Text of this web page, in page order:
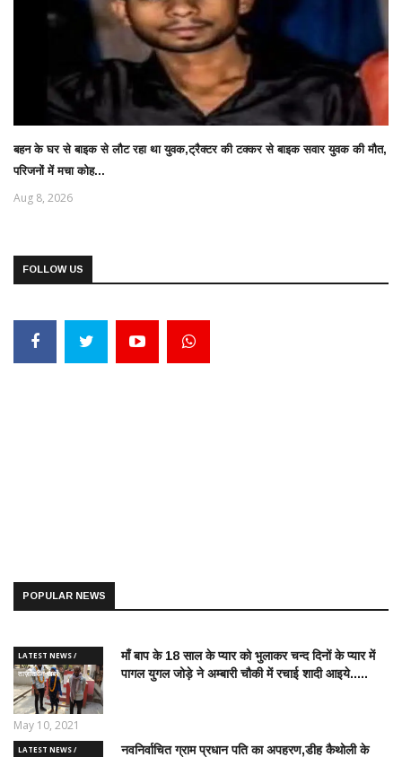
बहन के घर से बाइक से लौट रहा था युवक,ट्रैक्टर की टक्कर से बाइक सवार युवक की मौत,
परिजनों में मचा कोह...
Aug 8, 2026
FOLLOW US
POPULAR NEWS
LATEST NEWS /
ताज़ातरीन खबरें
माँ बाप के 18 साल के प्यार को भुलाकर चन्द दिनों के प्यार में
पागल युगल जोड़े ने अम्बारी चौकी में रचाई शादी आइये.....
May 10, 2021
LATEST NEWS / नवनिर्वाचित ग्राम प्रधान पति का अपहरण,डीह कैथोली के